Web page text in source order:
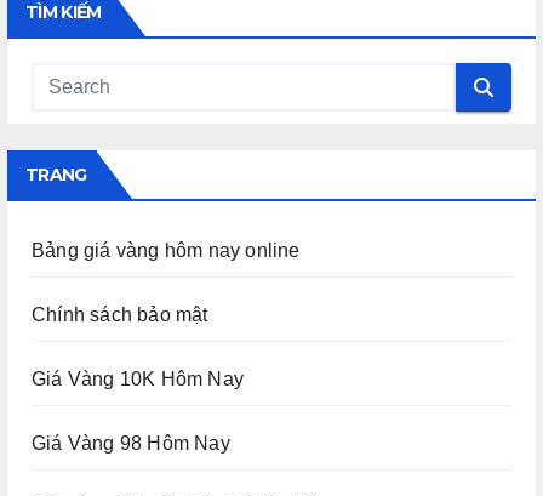
TÌM KIẾM
TRANG
Bảng giá vàng hôm nay online
Chính sách bảo mật
Giá Vàng 10K Hôm Nay
Giá Vàng 98 Hôm Nay